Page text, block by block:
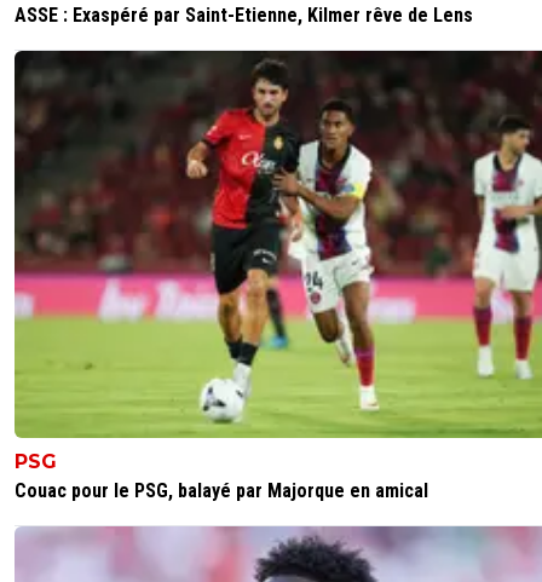
ASSE : Exaspéré par Saint-Etienne, Kilmer rêve de Lens
PSG
Couac pour le PSG, balayé par Majorque en amical